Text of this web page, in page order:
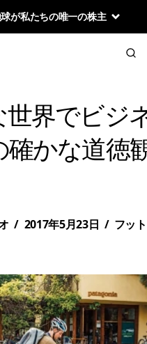
が私たちの唯一の株主
界でビジ
かな道徳
/ 2017年5月23日 / フッ